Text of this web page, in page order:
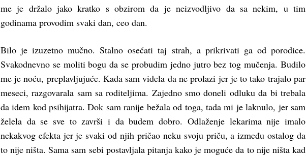
me je držalo jako kratko s obzirom da je neizvodljivo da sa nekim, u tim
godinama provodim svaki dan, ceo dan.
Bilo je izuzetno mučno. Stalno osećati taj strah, a prikrivati ga od porodice.
Svakodnevno se moliti bogu da se probudim jedno jutro bez tog mučenja. Budilo
me je noću, preplavljujuće. Kada sam videla da ne prolazi jer je to tako trajalo par
meseci, razgovarala sam sa roditeljima. Zajedno smo doneli odluku da bi trebala
da idem kod psihijatra. Dok sam ranije bežala od toga, tada mi je laknulo, jer sam
želela da se sve to završi i da budem dobro. Odlaženje lekarima nije imalo
nekakvog efekta jer je svaki od njih pričao neku svoju priču, a između ostalog da
to nije ništa. Sama sam sebi postavljala pitanja kako je moguće da to nije ništa kad